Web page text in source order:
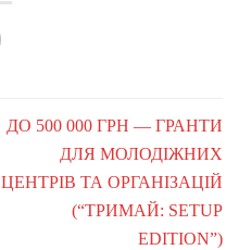
ДО 500 000 ГРН — ГРАНТИ
ДЛЯ МОЛОДІЖНИХ
ЦЕНТРІВ ТА ОРГАНІЗАЦІЙ
(“ТРИМАЙ: SETUP
EDITION”)